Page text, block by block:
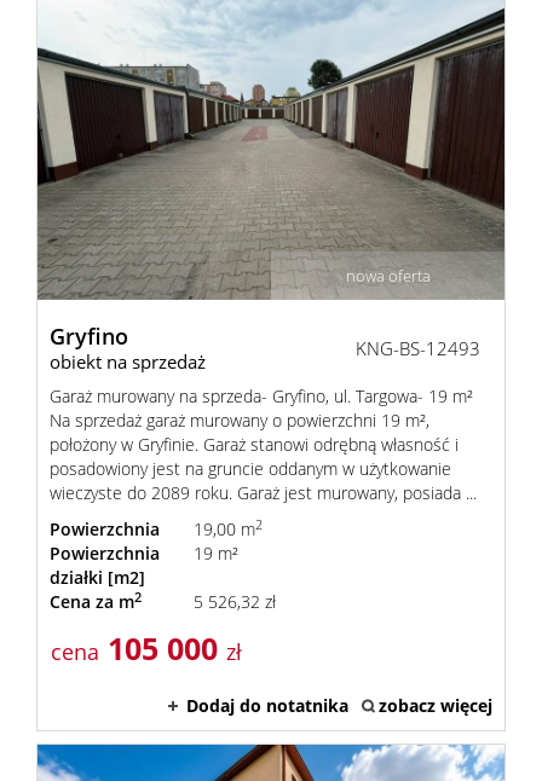
Domy
Dzialki
Lokale
nowa oferta
Gryfino
obiekt na sprzedaż
KNG-BS-12493
Garaż murowany na sprzeda- Gryfino, ul. Targowa- 19 m²
Na sprzedaż garaż murowany o powierzchni 19 m²,
położony w Gryfinie. Garaż stanowi odrębną własność i
posadowiony jest na gruncie oddanym w użytkowanie
wieczyste do 2089 roku. Garaż jest murowany, posiada ...
Powierzchnia
19,00 m2
Powierzchnia
działki [m2]
19 m²
Cena za m2 5 526,32 zł
cena 105 000 zł
Dodaj do notatnika zobacz więcej